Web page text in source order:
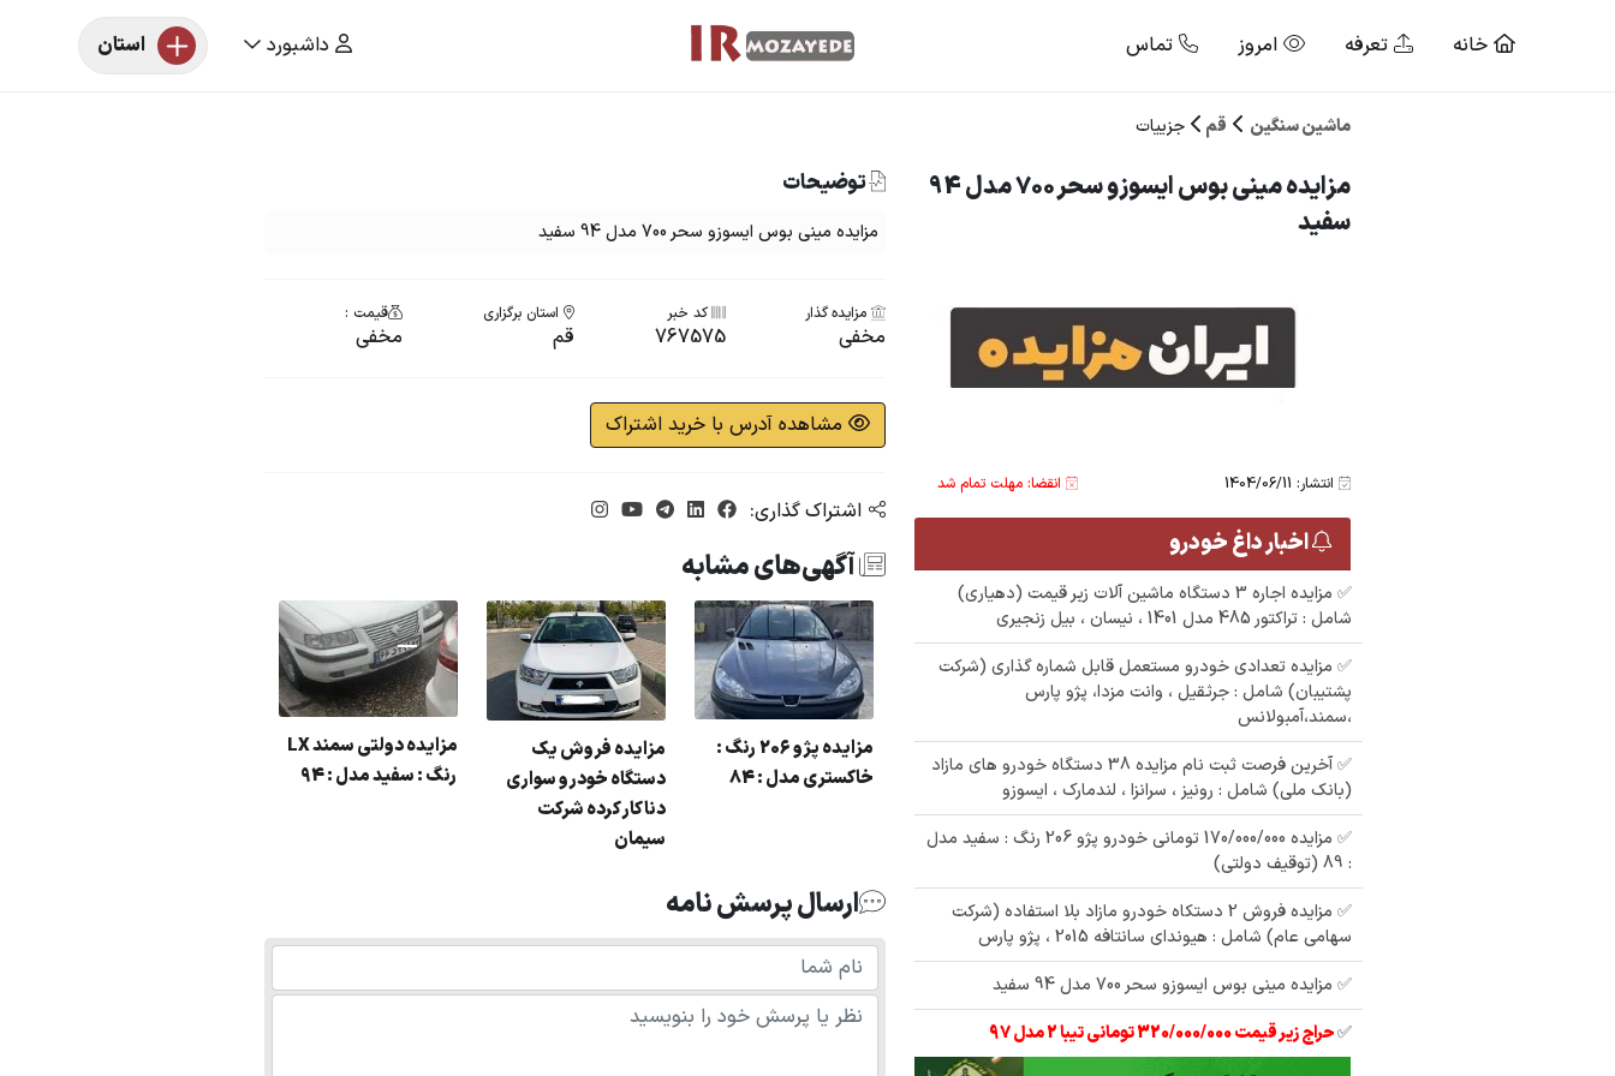
خانه تعرفه امروز تماس داشبورد استان
ماشین سنگین قم جزییات
مزایده مینی بوس ایسوزو سحر 700 مدل 94
سفید
انتشار: 1404/06/11 انقضا: مهلت تمام شد
اخبار داغ خودرو
✅ مزایده اجاره 3 دستگاه ماشین آلات زیر قیمت (دهیاری)
شامل : تراکتور 485 مدل 1401 ، نیسان ، بیل زنجیری
✅ مزایده تعدادی خودرو مستعمل قابل شماره گذاری (شرکت
پشتیبان) شامل : جرثقیل ، وانت مزدا، پژو پارس
،سمند،آمبولانس
✅ آخرین فرصت ثبت نام مزایده 38 دستگاه خودرو های مازاد
(بانک ملی) شامل : رونیز ، سرانزا ، لندمارک ، ایسوزو
✅ مزایده 170/000/000 تومانی خودرو پژو 206 رنگ : سفید مدل
: 89 (توقیف دولتی)
✅ مزایده فروش 2 دستکاه خودرو مازاد بلا استفاده (شرکت
سهامی عام) شامل : هیوندای سانتافه 2015 ، پژو پارس
✅ مزایده مینی بوس ایسوزو سحر 700 مدل 94 سفید
✅حراج زیر قیمت 320/000/000 تومانی تیبا 2 مدل 97
توضیحات
مزایده مینی بوس ایسوزو سحر 700 مدل 94 سفید
مزایده گذار
مخفی
کد خبر
767575
استان برگزاری
قم
قیمت :
مخفی
مشاهده آدرس با خرید اشتراک
اشتراک گذاری:
آگهی‌های مشابه
مزایده دولتی سمند LX
رنگ : سفید مدل : 94
مزایده فروش یک
دستگاه خودرو سواری
دنا کار کرده شرکت
سیمان
مزایده پژو 206 رنگ :
خاکستری مدل : 84
ارسال پرسش نامه